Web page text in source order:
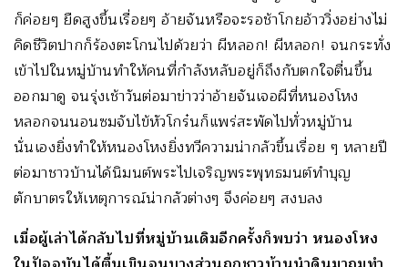
ก็ค่อยๆ ยืดสูงขึ้นเรื่อยๆ อ้ายจันหรือจะรอช้าโกยอ้าววิ่งอย่างไม่
คิดชีวิตปากก็ร้องตะโกนไปด้วยว่า ผีหลอก! ผีหลอก! จนกระทั่ง
เข้าไปในหมู่บ้านทำให้คนที่กำลังหลับอยู่ก็ถึงกับตกใจตื่นขึ้น
ออกมาดู จนรุ่งเช้าวันต่อมาข่าวว่าอ้ายจันเจอผีที่หนองโหง
หลอกจนนอนซมจับไข้หัวโกร๋นก็แพร่สะพัดไปทั่วหมู่บ้าน
นั่นเองยิ่งทำให้หนองโหงยิ่งทวีความน่ากลัวขึ้นเรื่อย ๆ หลายปี
ต่อมาชาวบ้านได้นิมนต์พระไปเจริญพระพุทธมนต์ทำบุญ
ตักบาตรให้เหตุการณ์น่ากลัวต่างๆ จึงค่อยๆ สงบลง
เมื่อผู้เล่าได้กลับไปที่หมู่บ้านเดิมอีกครั้งก็พบว่า หนองโหง